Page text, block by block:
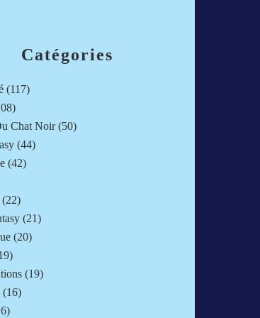
Catégories
(117)
Chat Noir(50)
(44)
(42)
(22)
(21)
(20)
(19)
(16)